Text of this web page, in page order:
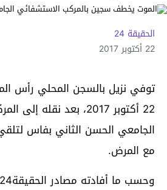
الحقيقة 24
22 أكتوبر 2017
توفي نزيل بالسجن المحلي رأس
22 أكتوبر 2017، بعد
الجامعي الحسن الثاني بفاس
مع المرض.